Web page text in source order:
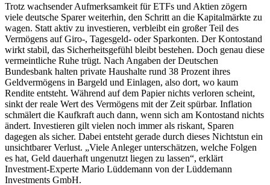
Trotz wachsender Aufmerksamkeit für ETFs und Aktien zögern
viele deutsche Sparer weiterhin, den Schritt an die Kapitalmärkte zu
wagen. Statt aktiv zu investieren, verbleibt ein großer Teil des
Vermögens auf Giro-, Tagesgeld- oder Sparkonten. Der Kontostand
wirkt stabil, das Sicherheitsgefühl bleibt bestehen. Doch genau diese
vermeintliche Ruhe trügt. Nach Angaben der Deutschen
Bundesbank halten private Haushalte rund 38 Prozent ihres
Geldvermögens in Bargeld und Einlagen, also dort, wo kaum
Rendite entsteht. Während auf dem Papier nichts verloren scheint,
sinkt der reale Wert des Vermögens mit der Zeit spürbar. Inflation
schmälert die Kaufkraft auch dann, wenn sich am Kontostand nichts
ändert. Investieren gilt vielen noch immer als riskant, Sparen
dagegen als sicher. Dabei entsteht gerade durch dieses Nichtstun ein
unsichtbarer Verlust. „Viele Anleger unterschätzen, welche Folgen
es hat, Geld dauerhaft ungenutzt liegen zu lassen“, erklärt
Investment-Experte Mario Lüddemann von der Lüddemann
Investments GmbH.